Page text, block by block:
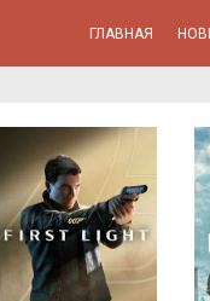
ГЛАВНАЯ